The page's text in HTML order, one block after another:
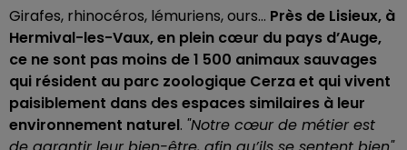
Girafes, rhinocéros, lémuriens, ours... Près de Lisieux, à
Hermival-les-Vaux, en plein cœur du pays d’Auge,
ce ne sont pas moins de 1 500 animaux sauvages
qui résident au parc zoologique Cerza et qui vivent
paisiblement dans des espaces similaires à leur
environnement naturel. "Notre cœur de métier est